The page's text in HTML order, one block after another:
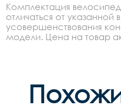
Комплектация
отличаться от указанной
усовершенствования
модели. Цена на товар